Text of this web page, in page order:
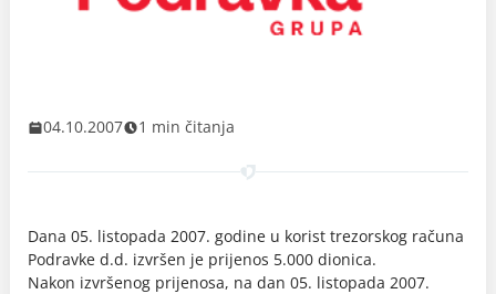
04.10.2007 1 min čitanja
Dana 05. listopada 2007. godine u korist trezorskog računa
Podravke d.d. izvršen je prijenos 5.000 dionica.
Nakon izvršenog prijenosa, na dan 05. listopada 2007.